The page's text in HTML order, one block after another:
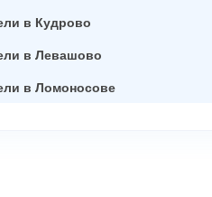
в Кудрово
в Левашово
в Ломоносове